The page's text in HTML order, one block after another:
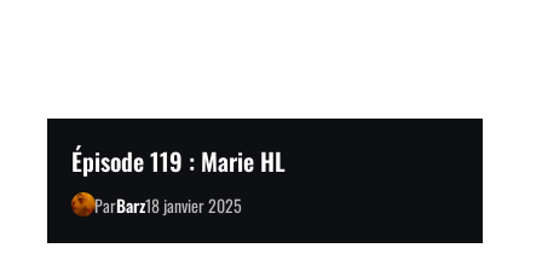
Épisode 119 : Marie HL
ParBarz18 janvier 2025